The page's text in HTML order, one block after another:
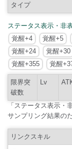
タイプ
ステータス表示・非
覚醒+4
覚醒+5
覚醒+24
覚醒+30
覚醒+355
覚醒
限界突
破数
Lv
「ステータス表示・
サンプリング結果の
リンクスキル